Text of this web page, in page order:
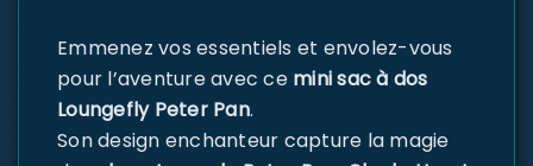
Emmenez vos essentiels et envolez-vous
pour l’aventure avec ce mini sac à dos
Loungefly Peter Pan.
Son design enchanteur capture la magie